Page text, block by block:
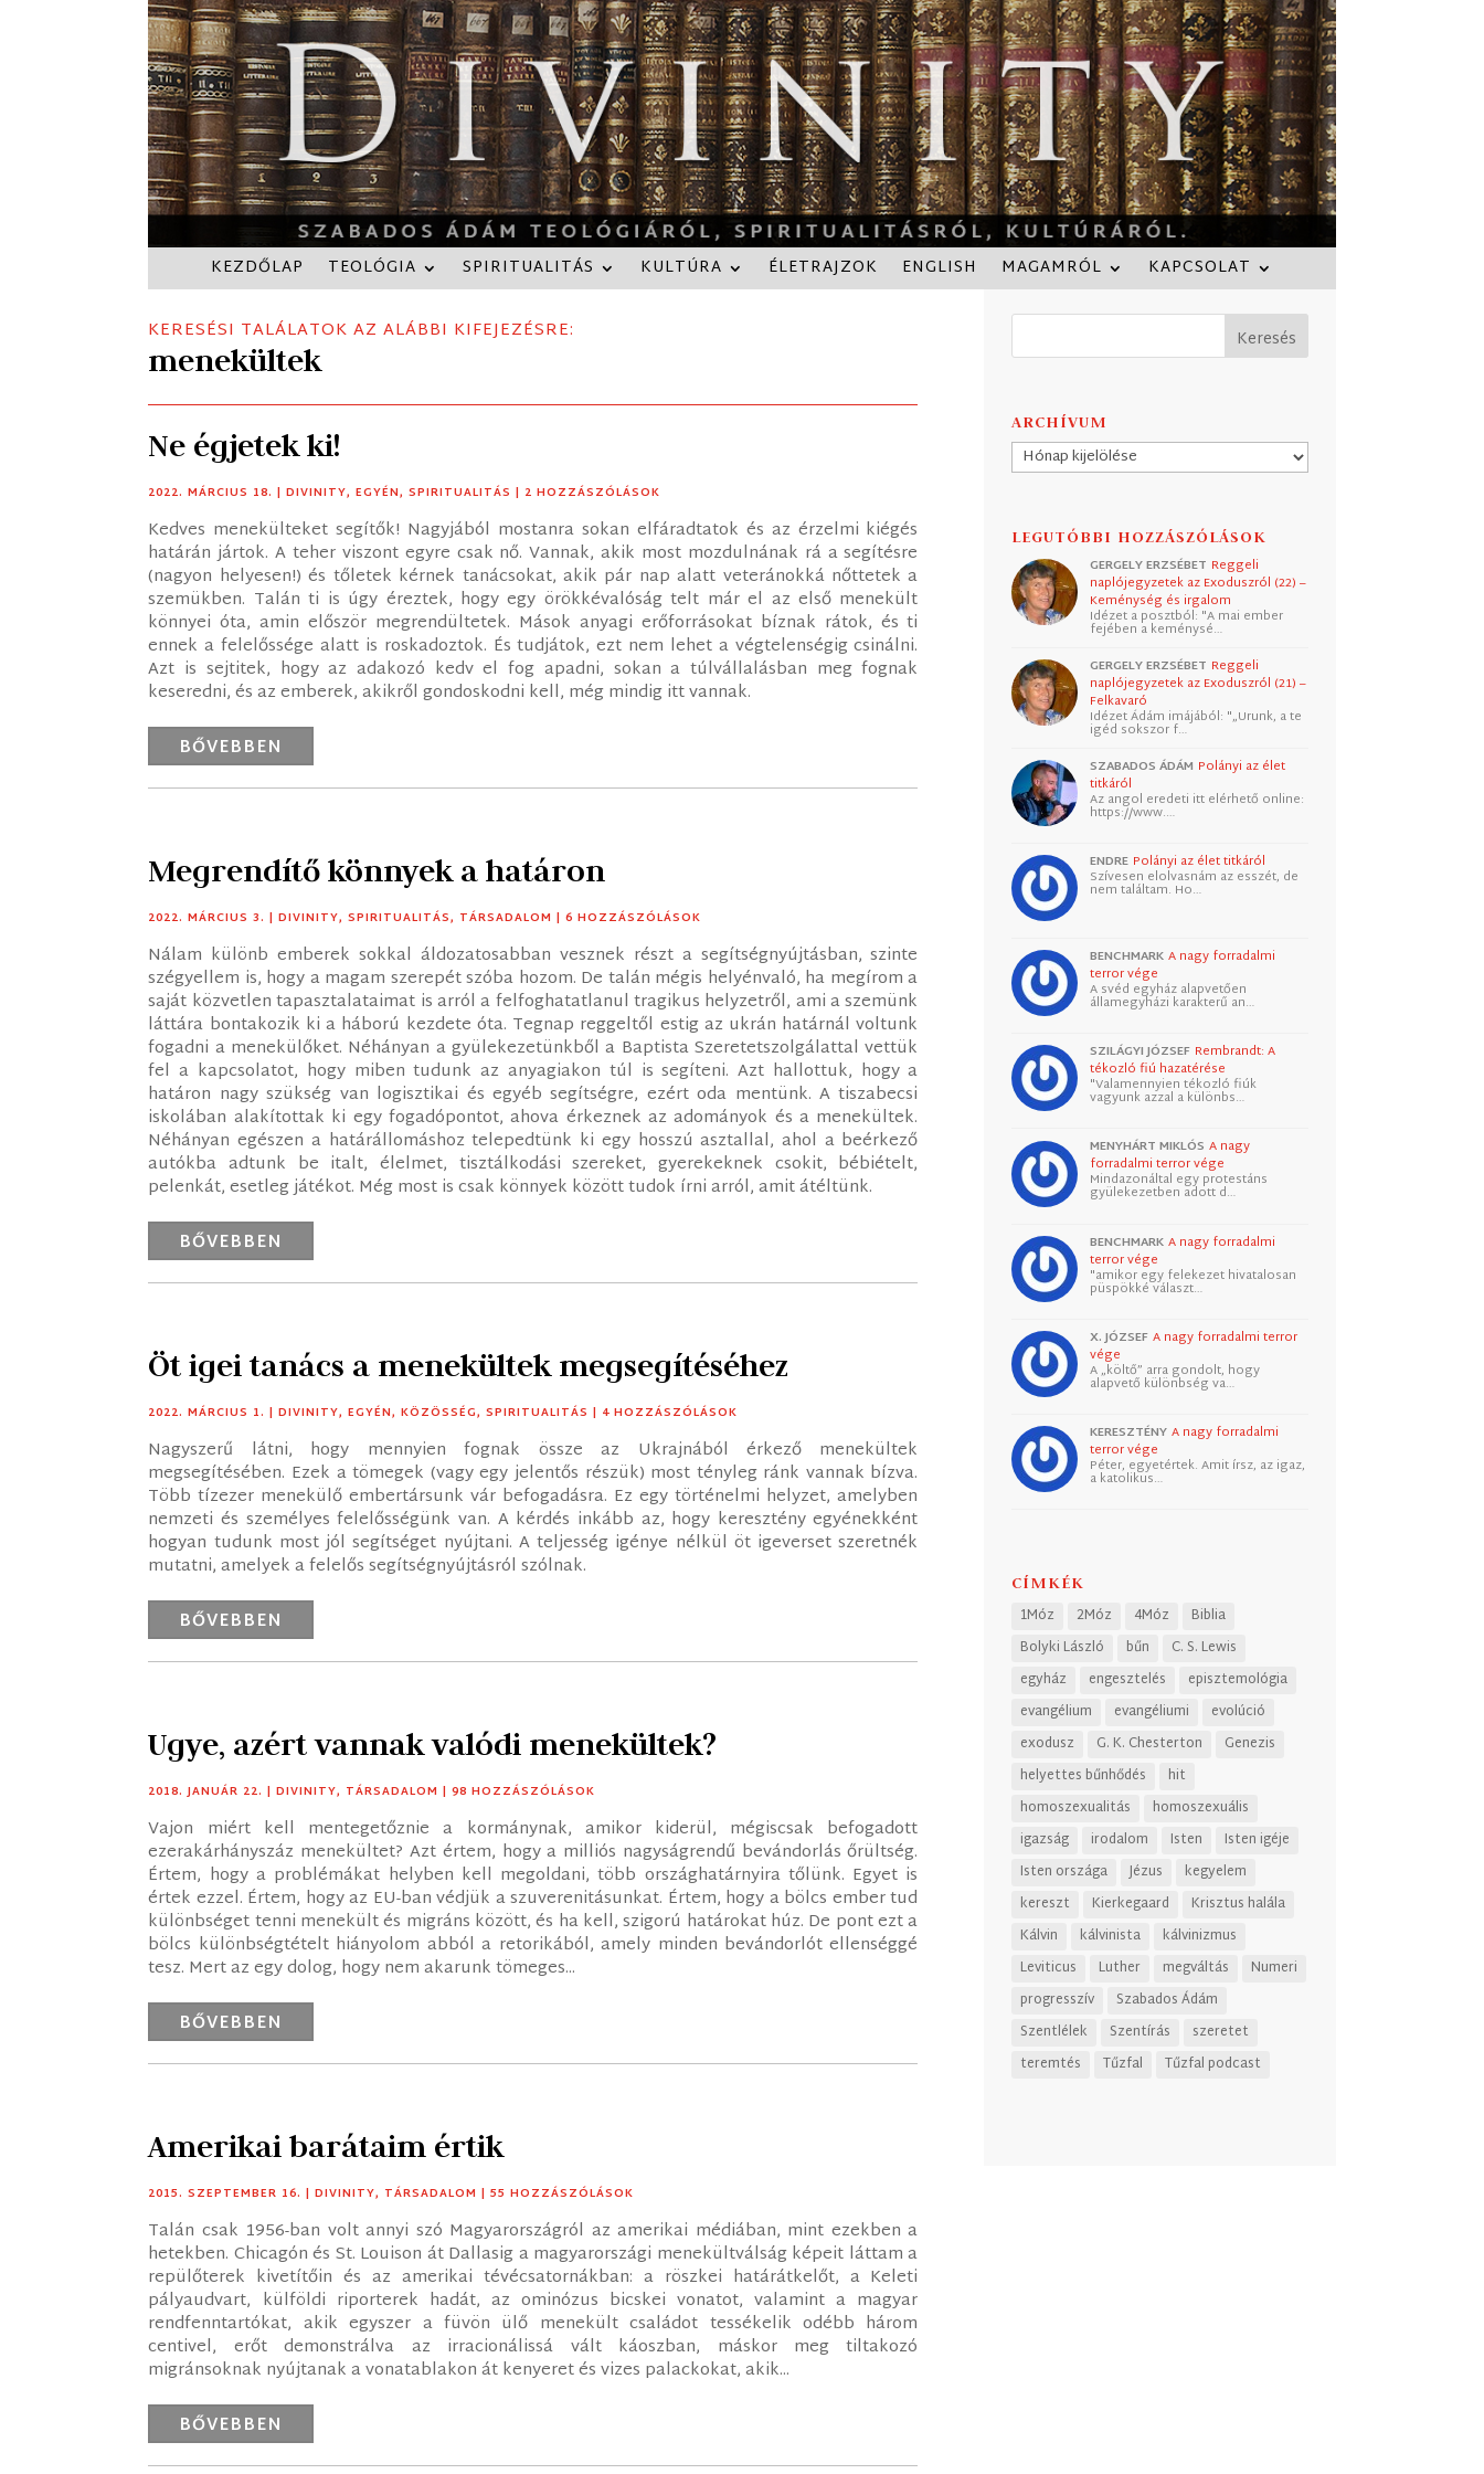
KEZDŐLAP TEOLÓGIA SPIRITUALITÁS KULTÚRA ÉLETRAJZOK ENGLISH MAGAMRÓL KAPCSOLAT
KERESÉSI TALÁLATOK AZ ALÁBBI KIFEJEZÉSRE:
menekültek
Ne égjetek ki!
2022. MÁRCIUS 18. |DIVINITY,EGYÉN,SPIRITUALITÁS | 2 HOZZÁSZÓLÁSOK
Kedves menekülteket segítők! Nagyjából mostanra sokan elfáradtatok és az érzelmi kiégés
határán jártok. A teher viszont egyre csak nő. Vannak, akik most mozdulnának rá a segítésre
(nagyon helyesen!) és tőletek kérnek tanácsokat, akik pár nap alatt veteránokká nőttetek a
szemükben. Talán ti is úgy éreztek, hogy egy örökkévalóság telt már el az első menekült
könnyei óta, amin először megrendültetek. Mások anyagi erőforrásokat bíznak rátok, és ti
ennek a felelőssége alatt is roskadoztok. És tudjátok, ezt nem lehet a végtelenségig csinálni.
Azt is sejtitek, hogy az adakozó kedv el fog apadni, sokan a túlvállalásban meg fognak
keseredni, és az emberek, akikről gondoskodni kell, még mindig itt vannak.
BŐVEBBEN
Megrendítő könnyek a határon
2022. MÁRCIUS 3. |DIVINITY,SPIRITUALITÁS, TÁRSADALOM | 6 HOZZÁSZÓLÁSOK
Nálam különb emberek sokkal áldozatosabban vesznek részt a segítségnyújtásban, szinte
szégyellem is, hogy a magam szerepét szóba hozom. De talán mégis helyénvaló, ha megírom a
saját közvetlen tapasztalataimat is arról a felfoghatatlanul tragikus helyzetről, ami a szemünk
láttára bontakozik ki a háború kezdete óta. Tegnap reggeltől estig az ukrán határnál voltunk
fogadni a menekülőket. Néhányan a gyülekezetünkből a Baptista Szeretetszolgálattal vettük
fel a kapcsolatot, hogy miben tudunk az anyagiakon túl is segíteni. Azt hallottuk, hogy a
határon nagy szükség van logisztikai és egyéb segítségre, ezért oda mentünk. A tiszabecsi
iskolában alakítottak ki egy fogadópontot, ahova érkeznek az adományok és a menekültek.
Néhányan egészen a határállomáshoz telepedtünk ki egy hosszú asztallal, ahol a beérkező
autókba adtunk be italt, élelmet, tisztálkodási szereket, gyerekeknek csokit, bébiételt,
pelenkát, esetleg játékot. Még most is csak könnyek között tudok írni arról, amit átéltünk.
BŐVEBBEN
Öt igei tanács a menekültek megsegítéséhez
2022. MÁRCIUS 1. |DIVINITY,EGYÉN,KÖZÖSSÉG,SPIRITUALITÁS | 4 HOZZÁSZÓLÁSOK
Nagyszerű látni, hogy mennyien fognak össze az Ukrajnából érkező menekültek
megsegítésében. Ezek a tömegek (vagy egy jelentős részük) most tényleg ránk vannak bízva.
Több tízezer menekülő embertársunk vár befogadásra. Ez egy történelmi helyzet, amelyben
nemzeti és személyes felelősségünk van. A kérdés inkább az, hogy keresztény egyénekként
hogyan tudunk most jól segítséget nyújtani. A teljesség igénye nélkül öt igeverset szeretnék
mutatni, amelyek a felelős segítségnyújtásról szólnak.
BŐVEBBEN
Ugye, azért vannak valódi menekültek?
2018. JANUÁR 22. |DIVINITY, TÁRSADALOM | 98 HOZZÁSZÓLÁSOK
Vajon miért kell mentegetőznie a kormánynak, amikor kiderül, mégiscsak befogadott
ezerakárhányszáz menekültet? Azt értem, hogy a milliós nagyságrendű bevándorlás őrültség.
Értem, hogy a problémákat helyben kell megoldani, több országhatárnyira tőlünk. Egyet is
értek ezzel. Értem, hogy az EU-ban védjük a szuverenitásunkat. Értem, hogy a bölcs ember tud
különbséget tenni menekült és migráns között, és ha kell, szigorú határokat húz. De pont ezt a
bölcs különbségtételt hiányolom abból a retorikából, amely minden bevándorlót ellenséggé
tesz. Mert az egy dolog, hogy nem akarunk tömeges...
BŐVEBBEN
Amerikai barátaim értik
2015. SZEPTEMBER 16. |DIVINITY, TÁRSADALOM | 55 HOZZÁSZÓLÁSOK
Talán csak 1956-ban volt annyi szó Magyarországról az amerikai médiában, mint ezekben a
hetekben. Chicagón és St. Louison át Dallasig a magyarországi menekültválság képeit láttam a
repülőterek kivetítőin és az amerikai tévécsatornákban: a röszkei határátkelőt, a Keleti
pályaudvart, külföldi riporterek hadát, az ominózus bicskei vonatot, valamint a magyar
rendfenntartókat, akik egyszer a füvön ülő menekült családot tessékelik odébb három
centivel, erőt demonstrálva az irracionálissá vált káoszban, máskor meg tiltakozó
migránsoknak nyújtanak a vonatablakon át kenyeret és vizes palackokat, akik...
BŐVEBBEN
ARCHÍVUM
Archívum
LEGUTÓBBI HOZZÁSZÓLÁSOK
GERGELY ERZSÉBET Reggeli
naplójegyzetek az Exoduszról (22) –
Keménység és irgalom
Idézet a posztból: "A mai ember
fejében a keménysé…
GERGELY ERZSÉBET Reggeli
naplójegyzetek az Exoduszról (21) –
Felkavaró
Idézet Ádám imájából: "„Urunk, a te
igéd sokszor f…
SZABADOS ÁDÁM Polányi az élet
titkáról
Az angol eredeti itt elérhető online:
https://www.…
ENDRE Polányi az élet titkáról
Szívesen elolvasnám az esszét, de
nem találtam. Ho…
BENCHMARK A nagy forradalmi
terror vége
A svéd egyház alapvetően
államegyházi karakterű an…
SZILÁGYI JÓZSEF Rembrandt: A
tékozló fiú hazatérése
"Valamennyien tékozló fiúk
vagyunk azzal a különbs…
MENYHÁRT MIKLÓS A nagy
forradalmi terror vége
Mindazonáltal egy protestáns
gyülekezetben adott d…
BENCHMARK A nagy forradalmi
terror vége
"amikor egy felekezet hivatalosan
püspökké választ…
X. JÓZSEF A nagy forradalmi terror
vége
A „költő” arra gondolt, hogy
alapvető különbség va…
KERESZTÉNY A nagy forradalmi
terror vége
Péter, egyetértek. Amit írsz, az igaz,
a katolikus…
CÍMKÉK
1Móz 2Móz 4Móz
Biblia
Bolyki László
bűn
C. S. Lewis
egyház
engesztelés
episztemológia
evangélium
evangéliumi
evolúció
exodusz
G. K. Chesterton
Genezis
helyettes bűnhődés
hit
homoszexualitás
homoszexuális
igazság
irodalom Isten
Isten igéje
Isten országa
Jézus
kegyelem
kereszt
Kierkegaard
Krisztus halála
Kálvin
kálvinista
kálvinizmus
Leviticus
Luther megváltás
Numeri
progresszív
Szabados Ádám
Szentlélek
Szentírás
szeretet
teremtés
Tűzfal Tűzfal podcast